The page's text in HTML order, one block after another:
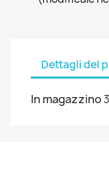
Dettagli del
In magazzino